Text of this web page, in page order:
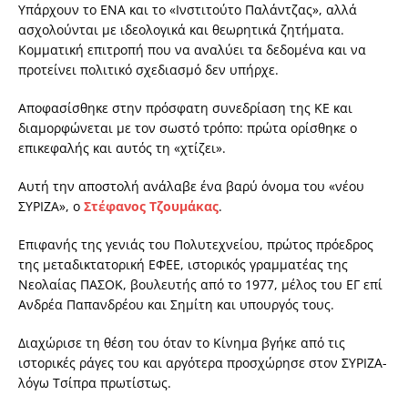
Υπάρχουν το ΕΝΑ και το «Ινστιτούτο Παλάντζας», αλλά
ασχολούνται με ιδεολογικά και θεωρητικά ζητήματα.
Κομματική επιτροπή που να αναλύει τα δεδομένα και να
προτείνει πολιτικό σχεδιασμό δεν υπήρχε.
Αποφασίσθηκε στην πρόσφατη συνεδρίαση της ΚΕ και
διαμορφώνεται με τον σωστό τρόπο: πρώτα ορίσθηκε ο
επικεφαλής και αυτός τη «χτίζει».
Αυτή την αποστολή ανάλαβε ένα βαρύ όνομα του «νέου
ΣΥΡΙΖΑ», ο Στέφανος Τζουμάκας.
Επιφανής της γενιάς του Πολυτεχνείου, πρώτος πρόεδρος
της μεταδικτατορική ΕΦΕΕ, ιστορικός γραμματέας της
Νεολαίας ΠΑΣΟΚ, βουλευτής από το 1977, μέλος του ΕΓ επί
Ανδρέα Παπανδρέου και Σημίτη και υπουργός τους.
Διαχώρισε τη θέση του όταν το Κίνημα βγήκε από τις
ιστορικές ράγες του και αργότερα προσχώρησε στον ΣΥΡΙΖΑ-
λόγω Τσίπρα πρωτίστως.